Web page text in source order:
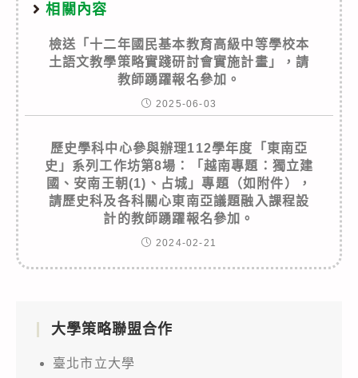
相關內容
檢送「十二年國民基本教育高級中等學校本
土語文教學策略實踐研討會實施計畫」，請
教師踴躍報名參加。
2025-06-03
歷史學科中心參與辦理112學年度「東南亞
史」系列工作坊第8場：「越南專題：獨立建
國、安南王朝(1)、占城」專題（如附件），
請歷史科及各科關心東南亞議題融入課程設
計的教師踴躍報名參加。
2024-02-21
大學策略聯盟合作
臺北市立大學